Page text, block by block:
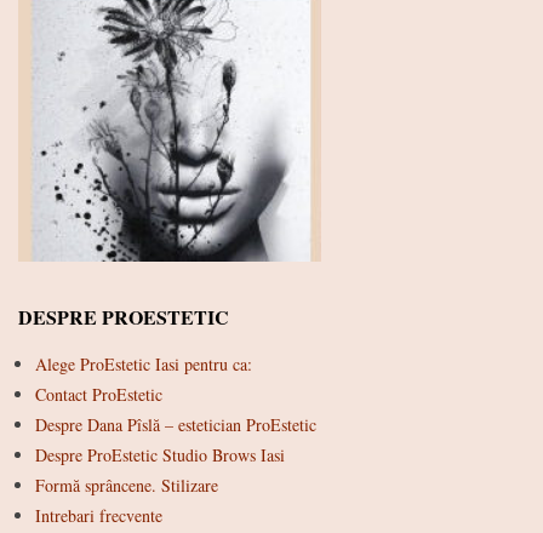
DESPRE PROESTETIC
Alege ProEstetic Iasi pentru ca:
Contact ProEstetic
Despre Dana Pîslă – estetician ProEstetic
Despre ProEstetic Studio Brows Iasi
Formă sprâncene. Stilizare
Intrebari frecvente